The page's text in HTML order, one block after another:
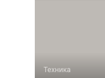
Техника